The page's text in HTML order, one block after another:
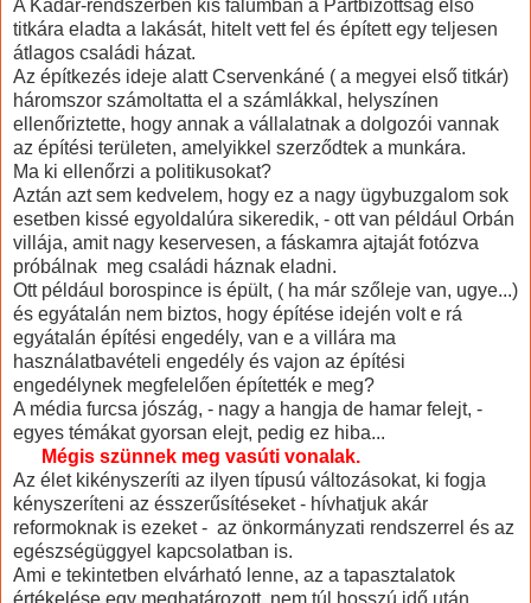
A Kádár-rendszerben kis falumban a Pártbizottság első
titkára eladta a lakását, hitelt vett fel és épített egy teljesen
átlagos családi házat.
Az építkezés ideje alatt Cservenkáné ( a megyei első titkár)
háromszor számoltatta el a számlákkal, helyszínen
ellenőriztette, hogy annak a vállalatnak a dolgozói vannak
az építési területen, amelyikkel szerződtek a munkára.
Ma ki ellenőrzi a politikusokat?
Aztán azt sem kedvelem, hogy ez a nagy ügybuzgalom sok
esetben kissé egyoldalúra sikeredik, - ott van például Orbán
villája, amit nagy keservesen, a fáskamra ajtaját fotózva
próbálnak meg családi háznak eladni.
Ott például borospince is épült, ( ha már szőleje van, ugye...)
és egyátalán nem biztos, hogy építése idején volt e rá
egyátalán építési engedély, van e a villára ma
használatbavételi engedély és vajon az építési
engedélynek megfelelően építették e meg?
A média furcsa jószág, - nagy a hangja de hamar felejt, -
egyes témákat gyorsan elejt, pedig ez hiba...
Mégis szünnek meg vasúti vonalak.
Az élet kikényszeríti az ilyen típusú változásokat, ki fogja
kényszeríteni az ésszerűsítéseket - hívhatjuk akár
reformoknak is ezeket - az önkormányzati rendszerrel és az
egészségüggyel kapcsolatban is.
Ami e tekintetben elvárható lenne, az a tapasztalatok